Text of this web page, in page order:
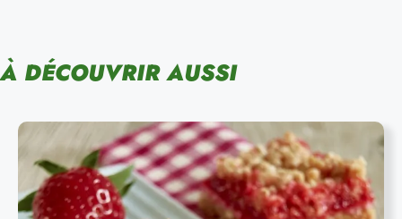
À DÉCOUVRIR AUSSI